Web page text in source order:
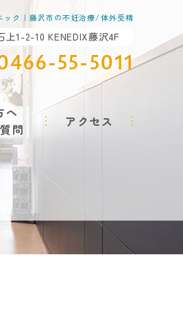
ック｜藤沢市の不妊治療/体外受精
1-2-10 KENEDIX藤沢4F
55-5011
へ
問
アクセス